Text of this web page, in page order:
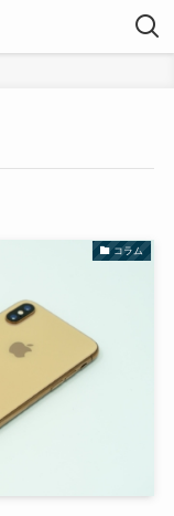
コラム